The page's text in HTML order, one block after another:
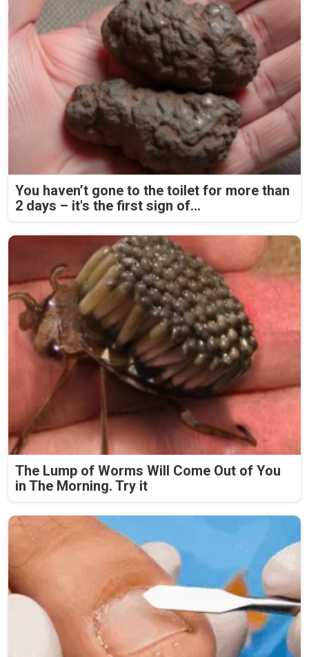
You haven’t gone to the toilet for more than
2 days – it's the first sign of...
The Lump of Worms Will Come Out of You
in The Morning. Try it